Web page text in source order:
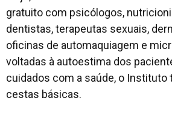
gratuito com psicólogos,
dentistas, terapeutas sexuais,
oficinas de automaquiagem e
voltadas à autoestima dos
cuidados com a saúde, o Instituto
cestas básicas.